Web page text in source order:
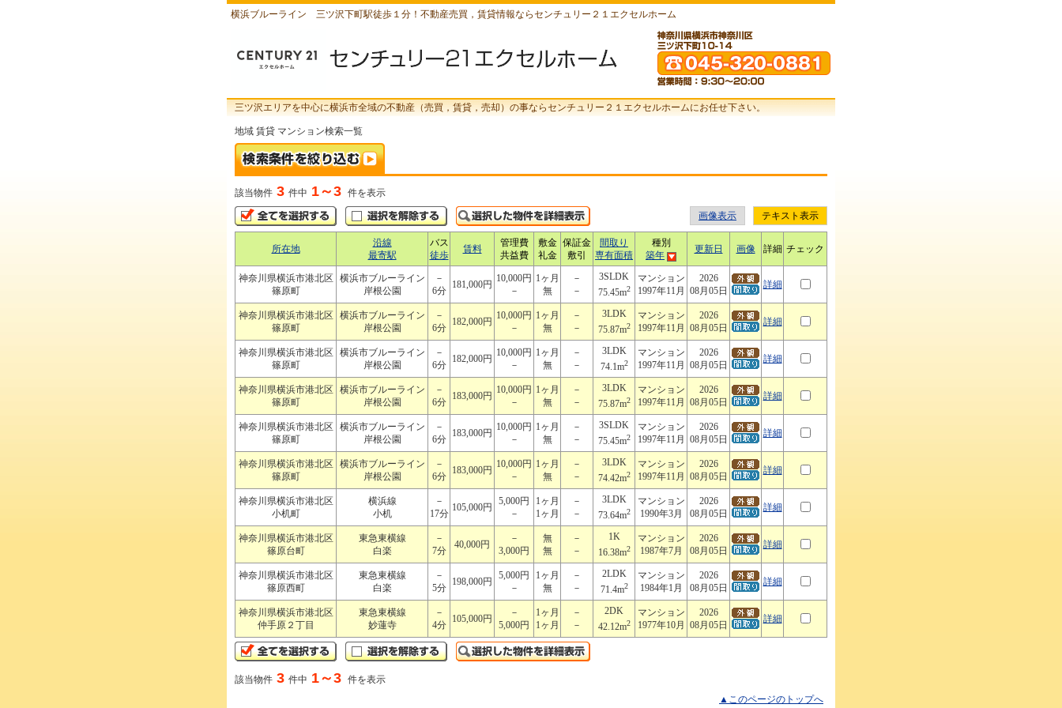
横浜ブルーライン 三ツ沢下町駅徒歩１分！不動産売買，賃貸情報ならセンチュリー２１エクセルホーム
三ツ沢エリアを中心に横浜市全域の不動産（売買，賃貸，売却）の事ならセンチュリー２１エクセルホームにお任せ下さい。
地域 賃貸 マンション検索一覧
該当物件 3 件中 1～3 件を表示
画像表示 テキスト表示
所在地
沿線
最寄駅
バス
徒歩
賃料
管理費
共益費
敷金
礼金
保証金
敷引
間取り
専有面積
種別
築年
更新日 画像 詳細 チェック
神奈川県横浜市港北区
篠原町
横浜市ブルーライン
岸根公園
－
6分
181,000円
10,000円
－
1ヶ月
無
－
－
3SLDK
75.45m2
マンション
1997年11月
2026
08月05日
詳細
神奈川県横浜市港北区
篠原町
横浜市ブルーライン
岸根公園
－
6分
182,000円
10,000円
－
1ヶ月
無
－
－
3LDK
75.87m2
マンション
1997年11月
2026
08月05日
詳細
神奈川県横浜市港北区
篠原町
横浜市ブルーライン
岸根公園
－
6分
182,000円
10,000円
－
1ヶ月
無
－
－
3LDK
74.1m2
マンション
1997年11月
2026
08月05日
詳細
神奈川県横浜市港北区
篠原町
横浜市ブルーライン
岸根公園
－
6分
183,000円
10,000円
－
1ヶ月
無
－
－
3LDK
75.87m2
マンション
1997年11月
2026
08月05日
詳細
神奈川県横浜市港北区
篠原町
横浜市ブルーライン
岸根公園
－
6分
183,000円
10,000円
－
1ヶ月
無
－
－
3SLDK
75.45m2
マンション
1997年11月
2026
08月05日
詳細
神奈川県横浜市港北区
篠原町
横浜市ブルーライン
岸根公園
－
6分
183,000円
10,000円
－
1ヶ月
無
－
－
3LDK
74.42m2
マンション
1997年11月
2026
08月05日
詳細
神奈川県横浜市港北区
小机町
横浜線
小机
－
17分
105,000円
5,000円
－
1ヶ月
1ヶ月
－
－
3LDK
73.64m2
マンション
1990年3月
2026
08月05日
詳細
神奈川県横浜市港北区
篠原台町
東急東横線
白楽
－
7分
40,000円
－
3,000円
無
無
－
－
1K
16.38m2
マンション
1987年7月
2026
08月05日
詳細
神奈川県横浜市港北区
篠原西町
東急東横線
白楽
－
5分
198,000円
5,000円
－
1ヶ月
無
－
－
2LDK
71.4m2
マンション
1984年1月
2026
08月05日
詳細
神奈川県横浜市港北区
仲手原２丁目
東急東横線
妙蓮寺
－
4分
105,000円
－
5,000円
1ヶ月
1ヶ月
－
－
2DK
42.12m2
マンション
1977年10月
2026
08月05日
詳細
該当物件 3 件中 1～3 件を表示
▲このページのトップへ